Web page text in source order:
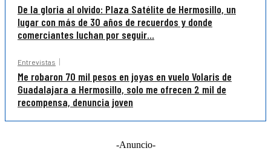
De la gloria al olvido: Plaza Satélite de Hermosillo, un
lugar con más de 30 años de recuerdos y donde
comerciantes luchan por seguir...
Entrevistas
Me robaron 70 mil pesos en joyas en vuelo Volaris de
Guadalajara a Hermosillo, solo me ofrecen 2 mil de
recompensa, denuncia joven
-Anuncio-